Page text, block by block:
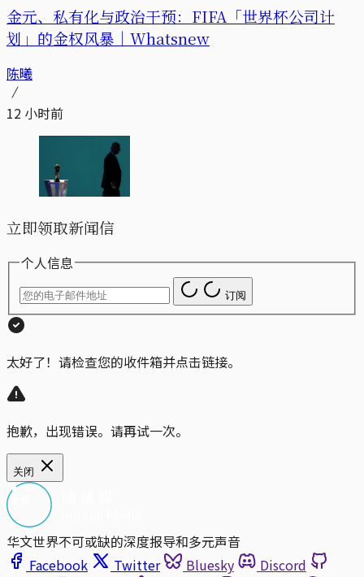
金元、私有化与政治干预：FIFA「世界杯公司计
划」的金权风暴｜Whatsnew
陈曦
12 小时前
立即领取新闻信
个人信息
订阅
太好了！请检查您的收件箱并点击链接。
抱歉，出现错误。请再试一次。
关闭
华文世界不可或缺的深度报导和多元声音
Facebook
Twitter Bluesky
Discord